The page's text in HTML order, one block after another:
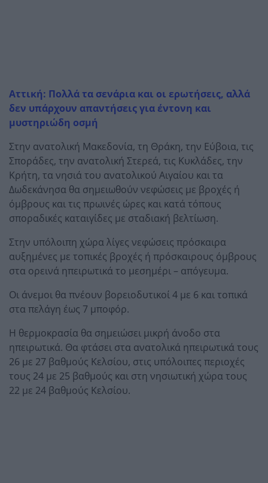
Αττική: Πολλά τα σενάρια και οι ερωτήσεις, αλλά
δεν υπάρχουν απαντήσεις για έντονη και
μυστηριώδη οσμή
Στην ανατολική Μακεδονία, τη Θράκη, την Εύβοια, τις
Σποράδες, την ανατολική Στερεά, τις Κυκλάδες, την
Κρήτη, τα νησιά του ανατολικού Αιγαίου και τα
Δωδεκάνησα θα σημειωθούν νεφώσεις με βροχές ή
όμβρους και τις πρωινές ώρες και κατά τόπους
σποραδικές καταιγίδες με σταδιακή βελτίωση.
Στην υπόλοιπη χώρα λίγες νεφώσεις πρόσκαιρα
αυξημένες με τοπικές βροχές ή πρόσκαιρους όμβρους
στα ορεινά ηπειρωτικά το μεσημέρι – απόγευμα.
Οι άνεμοι θα πνέουν βορειοδυτικοί 4 με 6 και τοπικά
στα πελάγη έως 7 μποφόρ.
Η θερμοκρασία θα σημειώσει μικρή άνοδο στα
ηπειρωτικά. Θα φτάσει στα ανατολικά ηπειρωτικά τους
26 με 27 βαθμούς Κελσίου, στις υπόλοιπες περιοχές
τους 24 με 25 βαθμούς και στη νησιωτική χώρα τους
22 με 24 βαθμούς Κελσίου.